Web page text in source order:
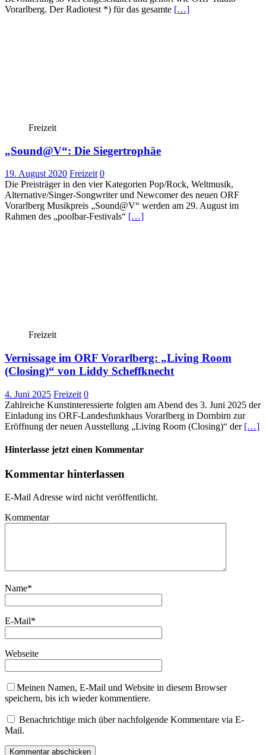
Vorarlberg. Der Radiotest *) für das gesamte […]
Freizeit
„Sound@V“: Die Siegertrophäe
19. August 2020 Freizeit 0
Die Preisträger in den vier Kategorien Pop/Rock, Weltmusik,
Alternative/Singer-Songwriter und Newcomer des neuen ORF
Vorarlberg Musikpreis „Sound@V“ werden am 29. August im
Rahmen des „poolbar-Festivals“ […]
Freizeit
Vernissage im ORF Vorarlberg: „Living Room
(Closing)“ von Liddy Scheffknecht
4. Juni 2025 Freizeit 0
Zahlreiche Kunstinteressierte folgten am Abend des 3. Juni 2025 der
Einladung ins ORF-Landesfunkhaus Vorarlberg in Dornbirn zur
Eröffnung der neuen Ausstellung „Living Room (Closing)“ der […]
Hinterlasse jetzt einen Kommentar
Kommentar hinterlassen
E-Mail Adresse wird nicht veröffentlicht.
Kommentar
Name*
E-Mail*
Webseite
Meinen Namen, E-Mail und Website in diesem Browser
speichern, bis ich wieder kommentiere.
Benachrichtige mich über nachfolgende Kommentare via E-
Mail.